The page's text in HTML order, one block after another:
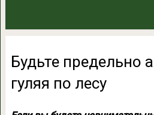
Будьте предельно
гуляя по лесу